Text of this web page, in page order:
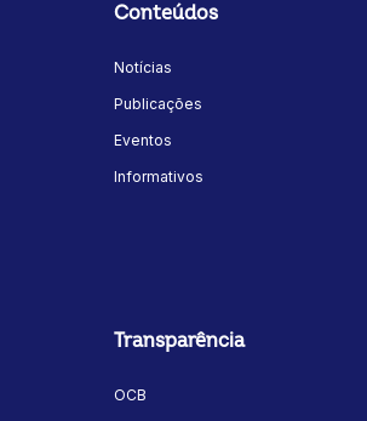
Conteúdos
Notícias
Publicações
Eventos
Informativos
Transparência
OCB